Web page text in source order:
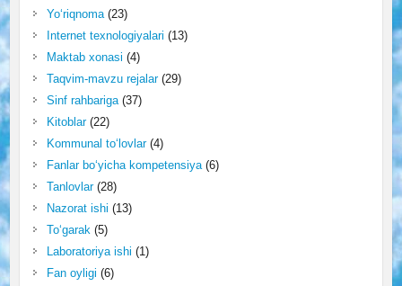
Yo‘riqnoma(23)
Internet texnologiyalari (13)
Maktab xonasi (4)
Taqvim-mavzu rejalar(29)
Sinf rahbariga(37)
Kitoblar(22)
Kommunal to‘lovlar(4)
Fanlar bo‘yicha kompetensiya(6)
Tanlovlar(28)
Nazorat ishi (13)
To‘garak (5)
Laboratoriya ishi (1)
Fan oyligi (6)